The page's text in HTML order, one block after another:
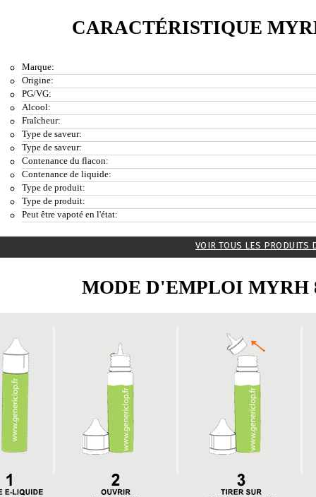
CARACTÉRISTIQUE
Marque:
Origine:
PG/VG:
Alcool:
Fraîcheur:
Type de saveur:
Type de saveur:
Contenance du flacon:
Contenance de liquide:
Type de produit:
Type de produit:
Peut être vapoté en l'état:
VOIR TOUS LES PRODUITS
MODE D'EMPLOI MYRH